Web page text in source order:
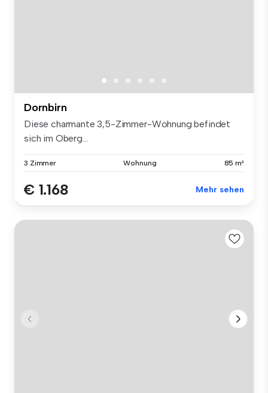
Dornbirn
Diese charmante 3,5-Zimmer-Wohnung befindet
sich im Oberg...
3 Zimmer Wohnung 85 m²
€ 1.168 Mehr sehen